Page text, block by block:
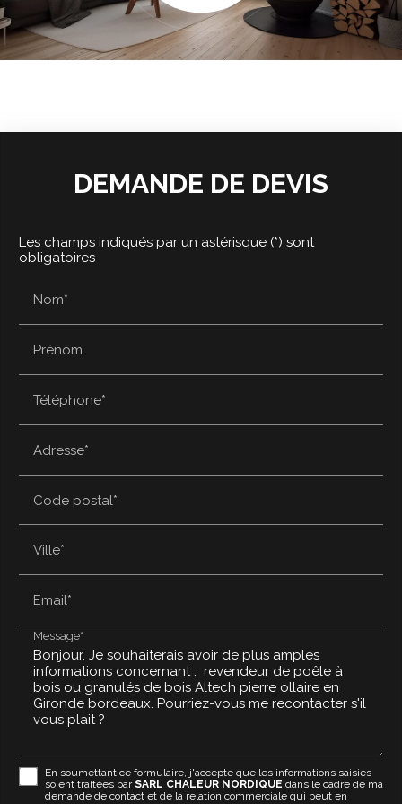
DEMANDE DE DEVIS
Les champs indiqués par un astérisque (*) sont
obligatoires
Nom*
Prénom
Téléphone*
Adresse*
Code postal*
Ville*
Email*
Message*
En soumettant ce formulaire, j'accepte que les informations saisies
soient traitées parSARL CHALEUR NORDIQUE dans le cadre de ma
demande de contact et de la relation commerciale qui peut en